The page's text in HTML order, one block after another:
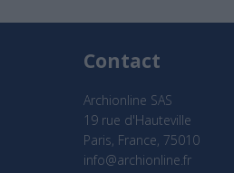
Contact
Archionline SAS
19 rue d'Hauteville
Paris, France, 75010
info@archionline.fr